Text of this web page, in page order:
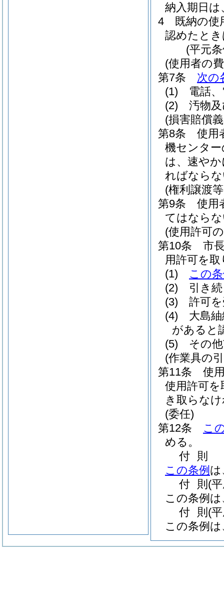
納入期日
4
既納の使
認めたと
(平元
(使用者の
第7条
次の
(1)
電話
(2)
汚物
(損害賠償
第8条
使用
機センタ
は、速や
ればなら
(権利譲渡
第9条
使用
てはなら
(使用許可
第10条
市
用許可を
(1)
この
(2)
引き
(3)
許可
(4)
大島
があると
(5)
その
(作業具の
第11条
使
使用許可
き取らな
(委任)
第12条
こ
める。
付 則
この条例 は
付 則 (
この条例
付 則 (
この条例